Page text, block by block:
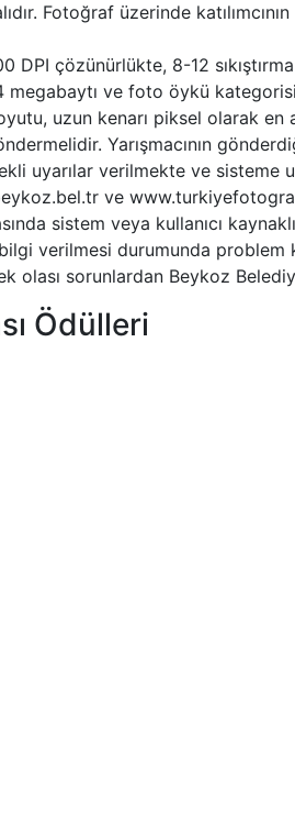
Fotoğraf üzerinde
DPI çözünürlükte, 8-12
megabaytı ve foto öykü
uzun kenarı piksel olarak en
Yarışmacının
uyarılar verilmekte ve
ve
sistem veya kullanıcı
verilmesi durumunda problem
olası sorunlardan Beykoz
Ödülleri